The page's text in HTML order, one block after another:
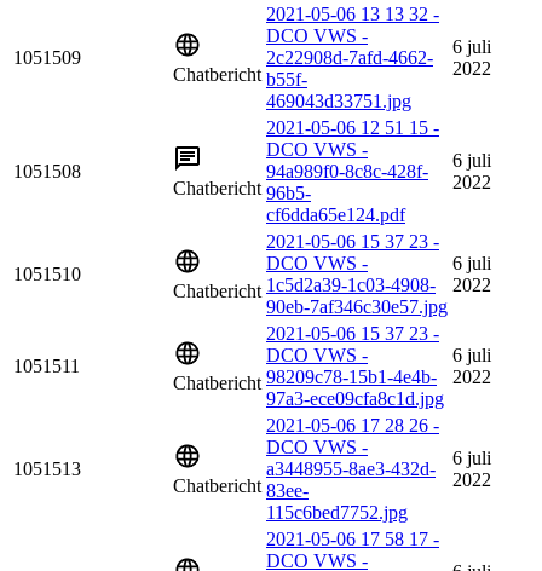
1051509
Chatbericht
2021-05-06 13 13 32 -
DCO VWS -
2c22908d-7afd-4662-
b55f-
469043d33751.jpg
6 juli
2022
1051508
Chatbericht
2021-05-06 12 51 15 -
DCO VWS -
94a989f0-8c8c-428f-
96b5-
cf6dda65e124.pdf
6 juli
2022
1051510
Chatbericht
2021-05-06 15 37 23 -
DCO VWS -
1c5d2a39-1c03-4908-
90eb-7af346c30e57.jpg
6 juli
2022
1051511
Chatbericht
2021-05-06 15 37 23 -
DCO VWS -
98209c78-15b1-4e4b-
97a3-ece09cfa8c1d.jpg
6 juli
2022
1051513
Chatbericht
2021-05-06 17 28 26 -
DCO VWS -
a3448955-8ae3-432d-
83ee-
115c6bed7752.jpg
6 juli
2022
2021-05-06 17 58 17 -
DCO VWS -